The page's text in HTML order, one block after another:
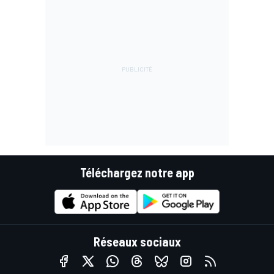
Téléchargez notre app
Réseaux sociaux